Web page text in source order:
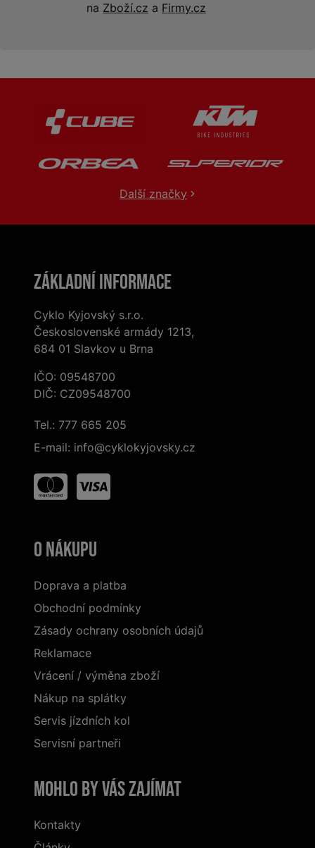
na Zboží.cz a Firmy.cz
Další značky
Základní informace
Cyklo Kyjovský s.r.o.
Československé armády 1213,
684 01 Slavkov u Brna
IČO: 09548700
DIČ: CZ09548700
Tel.: 777 665 205
E-mail: info@cyklokyjovsky.cz
O nákupu
Doprava a platba
Obchodní podmínky
Zásady ochrany osobních údajů
Reklamace
Vrácení / výměna zboží
Nákup na splátky
Servis jízdních kol
Servisní partneři
Mohlo by vás zajímat
Kontakty